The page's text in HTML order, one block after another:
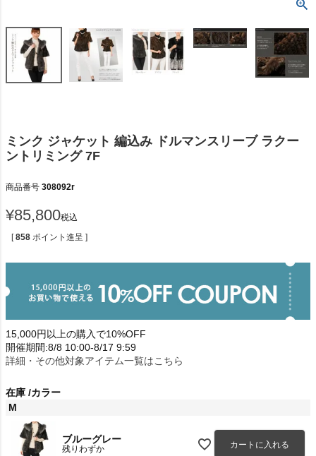
ミンク ジャケット 編込み ドルマンスリーブ ラクー
ントリミング 7F
商品番号 308092r
¥85,800税込
[ 858 ポイント進呈 ]
15,000円以上の購入で10%OFF
開催期間:8/8 10:00-8/17 9:59
詳細・その他対象アイテム一覧はこちら
在庫 カラー
M
ブルーグレー
残りわずか カートに入れる